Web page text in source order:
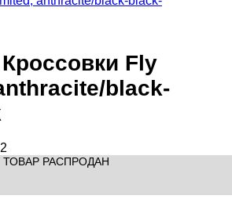
Fly
black-
ТОВАР РАСПРОДАН